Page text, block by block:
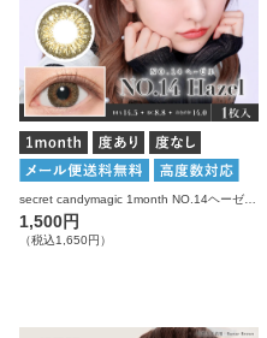
1,500円
（税込1,650円）